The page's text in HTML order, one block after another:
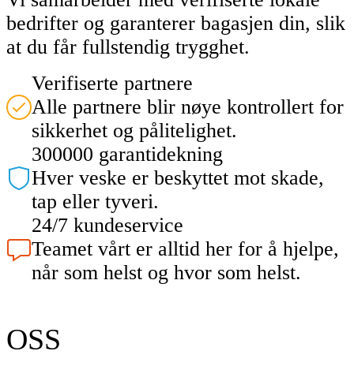
bedrifter og garanterer bagasjen din, slik
at du får fullstendig trygghet.
Verifiserte partnere
Alle partnere blir nøye kontrollert for
sikkerhet og pålitelighet.
300000 garantidekning
Hver veske er beskyttet mot skade,
tap eller tyveri.
24/7 kundeservice
Teamet vårt er alltid her for å hjelpe,
når som helst og hvor som helst.
OSS